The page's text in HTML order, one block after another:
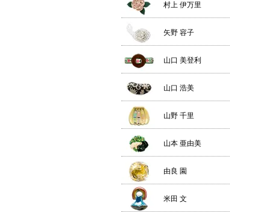
村上 伊万里
矢野 容子
山口 美登利
山口 浩美
山野 千里
山本 亜由美
由良 園
米田 文